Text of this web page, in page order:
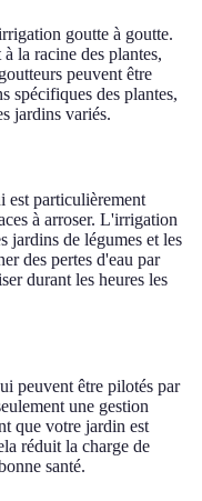
goutte à goutte.
la racine des plantes,
peuvent être
spécifiques des plantes,
jardins variés.
est particulièrement
à arroser. L'irrigation
jardins de légumes et les
des pertes d'eau par
durant les heures les
peuvent être pilotés par
une gestion
que votre jardin est
réduit la charge de
santé.